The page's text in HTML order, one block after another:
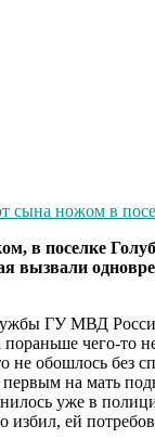
в поселке
вызвали
ГУ МВД
пораньше чего-то
не обошлось без
первым на мать
уже в
избил, ей